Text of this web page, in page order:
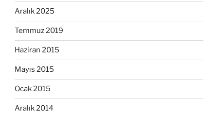
Aralık 2025
Temmuz 2019
Haziran 2015
Mayıs 2015
Ocak 2015
Aralık 2014